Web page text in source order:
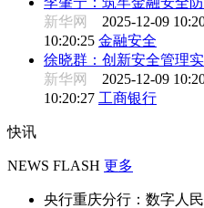
新华网 2025-12-09
10:20:25 金融安全
徐晓群：创新安全管理
新华网 2025-12-09
10:20:27 工商银行
快讯
NEWS FLASH 更多
央行重庆分行：数字人